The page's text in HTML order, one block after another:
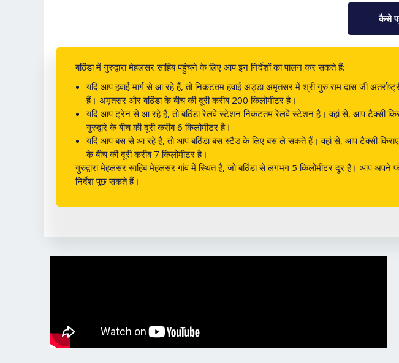
कैसे
बठिंडा में गुरुद्वारा मेहलसर साहिब पहुंचने के लिए आप इन निर्देशों का पालन कर सकते हैं:
यदि आप हवाई मार्ग से आ रहे हैं, तो निकटतम हवाई अड्डा अमृतसर में श्री गुरु राम दास जी
हैं। अमृतसर और बठिंडा के बीच की दूरी करीब 200 किलोमीटर है।
यदि आप ट्रेन से आ रहे हैं, तो बठिंडा रेलवे स्टेशन निकटतम रेलवे स्टेशन है। वहां से, आप टैक्सी
गुरुद्वारे के बीच की दूरी करीब 6 किलोमीटर है।
यदि आप बस से आ रहे हैं, तो आप बठिंडा बस स्टैंड के लिए बस ले सकते हैं। वहां से, आप टैक्सी
के बीच की दूरी करीब 7 किलोमीटर है।
गुरुद्वारा मेहलसर साहिब मेहलसर गांव में स्थित है, जो बठिंडा से लगभग 5 किलोमीटर दूर है। आप
निर्देश पूछ सकते हैं।